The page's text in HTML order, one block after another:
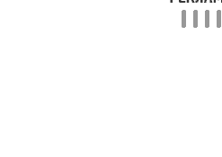
минимум, лишними не будут